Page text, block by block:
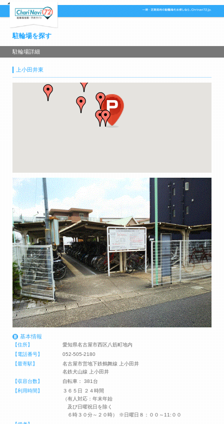
駐輪場を探す
駐輪場詳細
上小田井東
基本情報
【住所】
愛知県名古屋市西区八筋町地内
【電話番号】
052-505-2180
【最寄駅】
名古屋市営地下鉄鶴舞線 上小田井
名鉄犬山線 上小田井
【収容台数】
自転車： 381台
【利用時間】
３６５日 ２４時間
（有人対応：年末年始
及び日曜祝日を除く
６時３０分～２０時） ※日曜日８：００～11:００